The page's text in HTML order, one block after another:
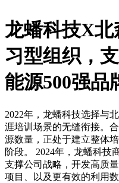
龙蟠科技X
习型组织，
能源500强品
2022年，龙蟠科技选择与
涯培训场景的无缝衔接。
源数量，正处于建立整体
阶段。 2024年，龙蟠科技
支撑公司战略，开发高质
项目、以及更有效的利用